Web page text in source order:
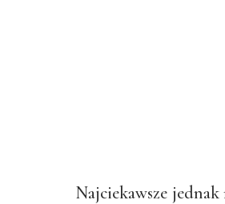
Najciekawsze jednak